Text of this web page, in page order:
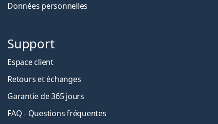
Données personnelles
Support
Espace client
Retours et échanges
Garantie de 365 jours
FAQ - Questions fréquentes